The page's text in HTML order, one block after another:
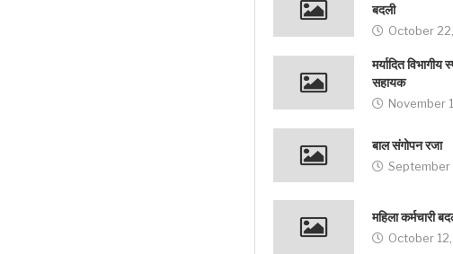
बदली
October
मर्यादित विभागीय
सहायक
November
बाल संगोपन रजा
September
महिला कर्मचारी
October